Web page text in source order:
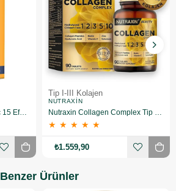
Nutraxin Vitamin C-D Zinc 15 Efervesan Tablet 2 Adet
Tip I-III Kolajen
NUTRAXIN
★ ★ ★ ★ ★
₺1.559,90
Benzer Ürünler